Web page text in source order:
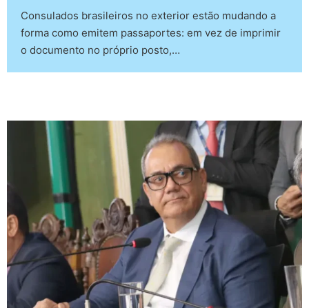
Consulados brasileiros no exterior estão mudando a
forma como emitem passaportes: em vez de imprimir
o documento no próprio posto,…